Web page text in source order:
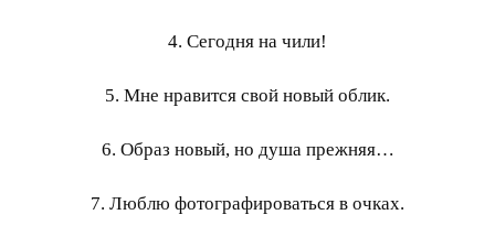
4. Сегодня на чили!
5. Мне нравится свой новый облик.
6. Образ новый, но душа прежняя…
7. Люблю фотографироваться в очках.